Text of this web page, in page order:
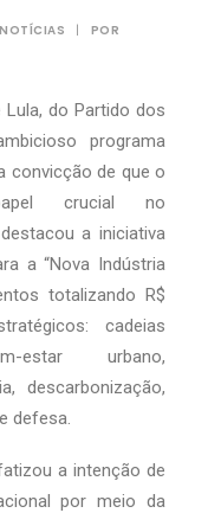
NOTÍCIAS |
POR
do Partido dos
programa
convicção de que o
crucial no
a iniciativa
a “Nova Indústria
totalizando R$
cadeias
estar urbano,
descarbonização,
defesa.
a intenção de
por meio da